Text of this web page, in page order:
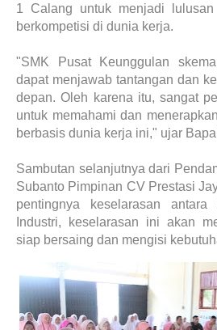
1 Calang untuk menjadi
berkompetisi di dunia kerja.
"SMK Pusat Keunggulan
dapat menjawab tantangan dan
depan. Oleh karena itu, sangat
untuk memahami dan
berbasis dunia kerja ini," ujar
Sambutan selanjutnya dari
Subanto Pimpinan CV Prestasi
pentingnya keselarasan
Industri, keselarasan ini akan
siap bersaing dan mengisi